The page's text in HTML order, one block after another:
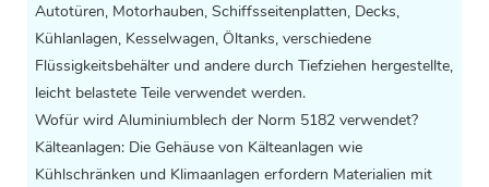
Autotüren, Motorhauben, Schiffsseitenplatten, Decks,
Kühlanlagen, Kesselwagen, Öltanks, verschiedene
Flüssigkeitsbehälter und andere durch Tiefziehen hergestellte,
leicht belastete Teile verwendet werden.
Wofür wird Aluminiumblech der Norm 5182 verwendet?
Kälteanlagen: Die Gehäuse von Kälteanlagen wie
Kühlschränken und Klimaanlagen erfordern Materialien mit